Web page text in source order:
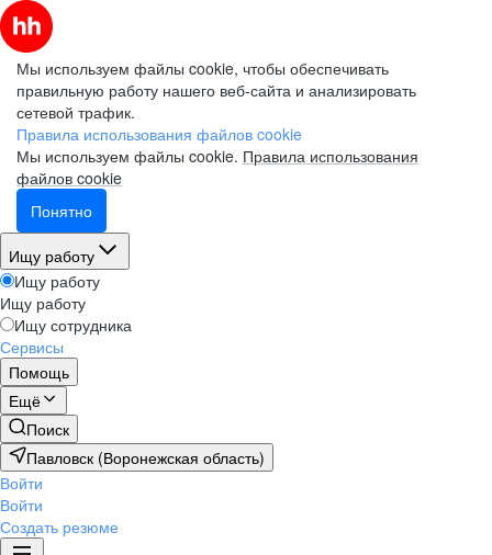
Мы используем файлы cookie, чтобы обеспечивать
правильную работу нашего веб-сайта и анализировать
сетевой трафик.
Правила использования файлов cookie
Мы используем файлы cookie. Правила использования
файлов cookie
Понятно
Ищу работу
Ищу работу
Ищу работу
Ищу сотрудника
Сервисы
Помощь
Ещё
Поиск
Павловск (Воронежская область)
Войти
Войти
Создать резюме